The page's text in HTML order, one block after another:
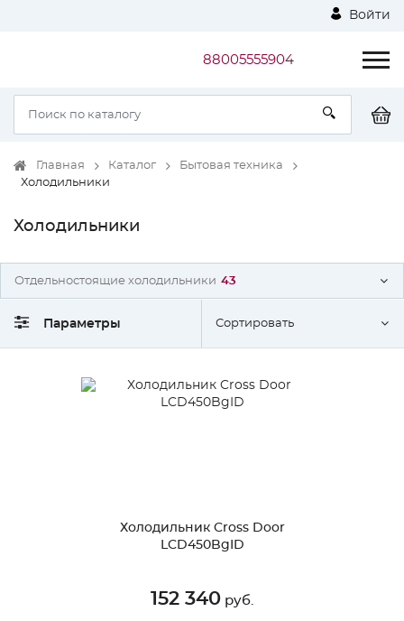
Войти
88005555904
Главная Каталог
Бытовая техника
Холодильники
Холодильники
Отдельностоящие холодильники 43
Параметры Сортировать
Холодильник Cross Door
LCD450BgID
152 340 руб.